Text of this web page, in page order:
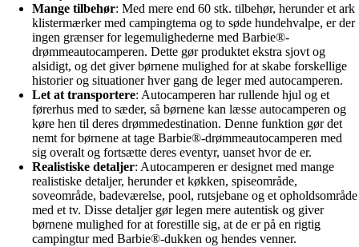
Mange tilbehør: Med mere end 60 stk. tilbehør, herunder et ark
klistermærker med campingtema og to søde hundehvalpe, er der
ingen grænser for legemulighederne med Barbie®-
drømmeautocamperen. Dette gør produktet ekstra sjovt og
alsidigt, og det giver børnene mulighed for at skabe forskellige
historier og situationer hver gang de leger med autocamperen.
Let at transportere: Autocamperen har rullende hjul og et
førerhus med to sæder, så børnene kan læsse autocamperen og
køre hen til deres drømmedestination. Denne funktion gør det
nemt for børnene at tage Barbie®-drømmeautocamperen med
sig overalt og fortsætte deres eventyr, uanset hvor de er.
Realistiske detaljer: Autocamperen er designet med mange
realistiske detaljer, herunder et køkken, spiseområde,
soveområde, badeværelse, pool, rutsjebane og et opholdsområde
med et tv. Disse detaljer gør legen mere autentisk og giver
børnene mulighed for at forestille sig, at de er på en rigtig
campingtur med Barbie®-dukken og hendes venner.